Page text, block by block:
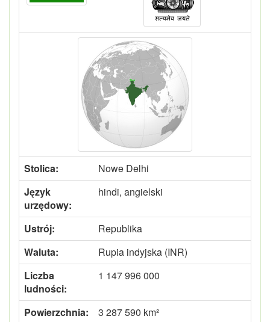
Stolica:
Nowe Delhi
Język
urzędowy:
hindi, angielski
Ustrój:
Republika
Waluta:
Rupia indyjska (INR)
Liczba
ludności:
1 147 996 000
Powierzchnia:
3 287 590 km²